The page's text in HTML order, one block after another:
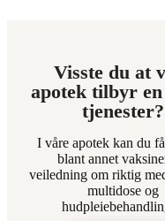
Visste du at
apotek tilbyr
tjenester?
I våre apotek kan du
blant annet
veiledning om riktig
multidose og